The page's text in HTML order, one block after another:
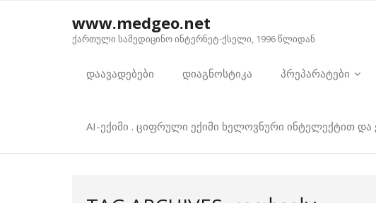
www.medgeo.net
ქართული სამედიცინო ინტერნეტ-ქსელი, 1996 წლიდან
დაავადებები დიაგნოსტიკა პრეპარატები
AI-ექიმი . ციფრული ექიმი ხელოვნური ინტელექტით